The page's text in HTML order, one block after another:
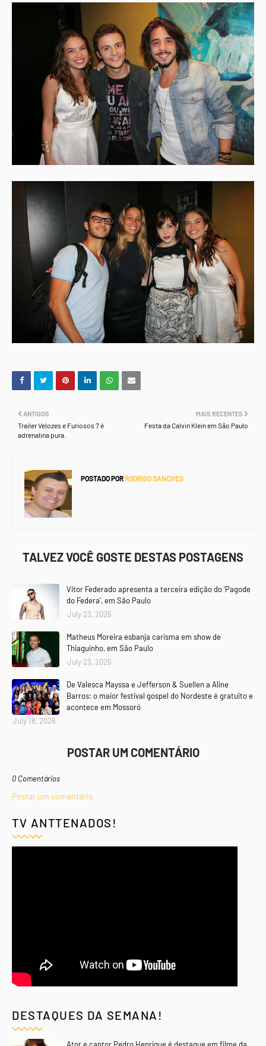
MAIS RECENTES
Festa da Calvin Klein em São Paulo
ANTIGOS
Trailer Velozes e Furiosos 7 é
adrenalina pura.
POSTADO PORRODRIGO SANCHES
TALVEZ VOCÊ GOSTE DESTAS POSTAGENS
Vitor Federado apresenta a terceira edição do 'Pagode
do Federa', em São Paulo
July 23, 2026
Matheus Moreira esbanja carisma em show de
Thiaguinho, em São Paulo
July 23, 2026
De Valesca Mayssa e Jefferson & Suellen a Aline
Barros: o maior festival gospel do Nordeste é gratuito e
acontece em Mossoró
July 18, 2026
POSTAR UM COMENTÁRIO
0 Comentários
Postar um comentário
TV ANTTENADOS!
DESTAQUES DA SEMANA!
Ator e cantor Pedro Henrique é destaque em filme da